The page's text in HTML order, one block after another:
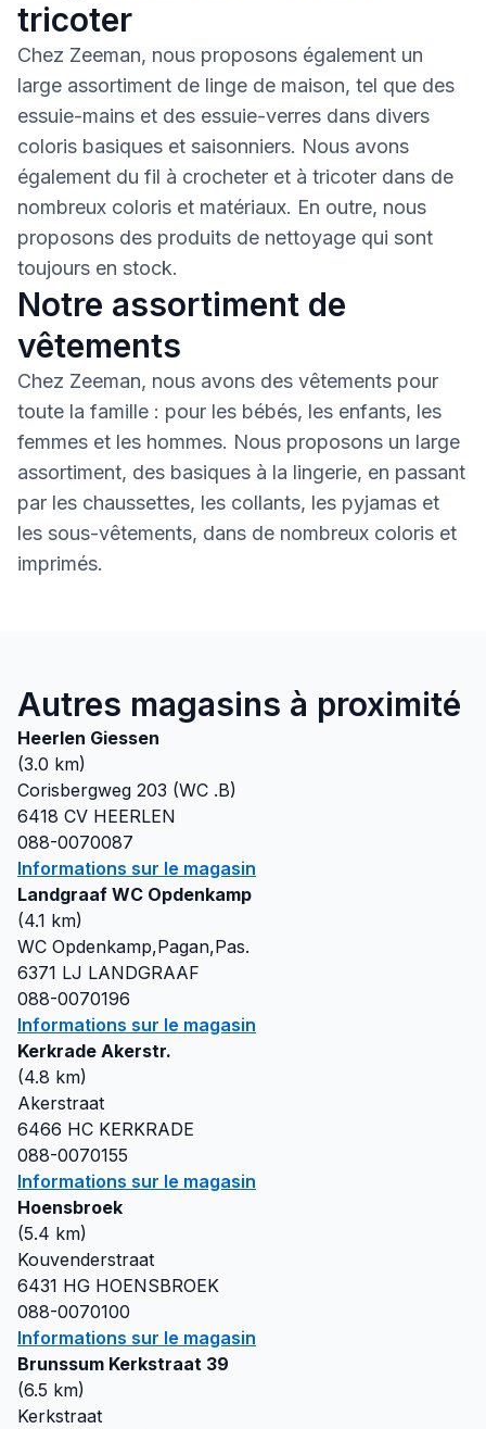
tricoter
Chez Zeeman, nous proposons également un
large assortiment de linge de maison, tel que des
essuie-mains et des essuie-verres dans divers
coloris basiques et saisonniers. Nous avons
également du fil à crocheter et à tricoter dans de
nombreux coloris et matériaux. En outre, nous
proposons des produits de nettoyage qui sont
toujours en stock.
Notre assortiment de
vêtements
Chez Zeeman, nous avons des vêtements pour
toute la famille : pour les bébés, les enfants, les
femmes et les hommes. Nous proposons un large
assortiment, des basiques à la lingerie, en passant
par les chaussettes, les collants, les pyjamas et
les sous-vêtements, dans de nombreux coloris et
imprimés.
Autres magasins à proximité
Heerlen Giessen
(3.0 km)
Corisbergweg 203 (WC .B)
6418 CV HEERLEN
088-0070087
Informations sur le magasin
Landgraaf WC Opdenkamp
(4.1 km)
WC Opdenkamp,Pagan,Pas.
6371 LJ LANDGRAAF
088-0070196
Informations sur le magasin
Kerkrade Akerstr.
(4.8 km)
Akerstraat
6466 HC KERKRADE
088-0070155
Informations sur le magasin
Hoensbroek
(5.4 km)
Kouvenderstraat
6431 HG HOENSBROEK
088-0070100
Informations sur le magasin
Brunssum Kerkstraat 39
(6.5 km)
Kerkstraat